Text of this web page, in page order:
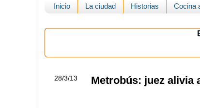
Inicio La ciudad Historias Cocina
28/3/13 Metrobús: juez alivia